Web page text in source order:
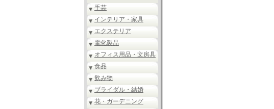
手芸
インテリア・家具
エクステリア
電化製品
オフィス用品・文房具
食品
飲み物
ブライダル・結婚
花・ガーデニング